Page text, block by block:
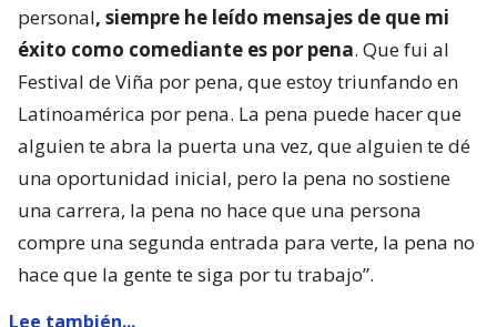
personal, siempre he leído mensajes de que mi
éxito como comediante es por pena. Que fui al
Festival de Viña por pena, que estoy triunfando en
Latinoamérica por pena. La pena puede hacer que
alguien te abra la puerta una vez, que alguien te dé
una oportunidad inicial, pero la pena no sostiene
una carrera, la pena no hace que una persona
compre una segunda entrada para verte, la pena no
hace que la gente te siga por tu trabajo”.
Lee también...